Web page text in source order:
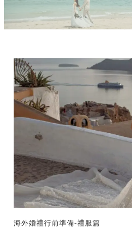
海外婚禮行前準備-禮服篇